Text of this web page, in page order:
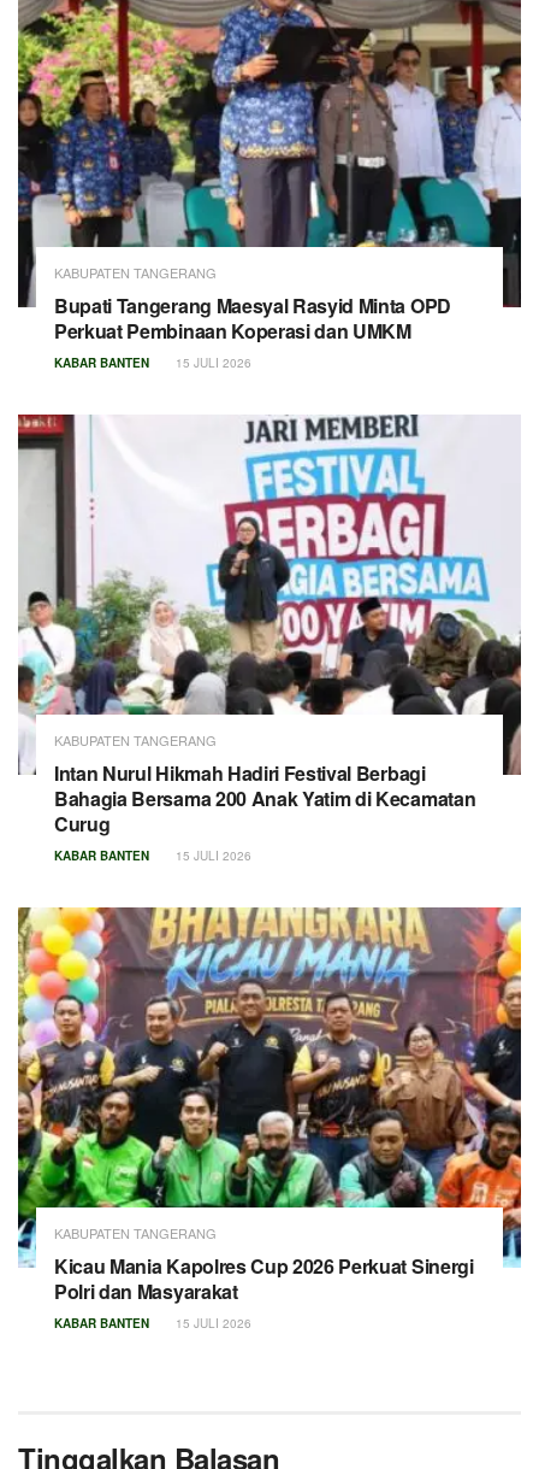
KABUPATEN TANGERANG
Bupati Tangerang Maesyal Rasyid Minta OPD
Perkuat Pembinaan Koperasi dan UMKM
KABAR BANTEN 15 JULI 2026
KABUPATEN TANGERANG
Intan Nurul Hikmah Hadiri Festival Berbagi
Bahagia Bersama 200 Anak Yatim di Kecamatan
Curug
KABAR BANTEN 15 JULI 2026
KABUPATEN TANGERANG
Kicau Mania Kapolres Cup 2026 Perkuat Sinergi
Polri dan Masyarakat
KABAR BANTEN 15 JULI 2026
Tinggalkan Balasan